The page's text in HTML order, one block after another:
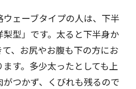
ェーブタイプの人は、下半
型」です。太ると下半身か
、お尻やお腹も下の方にお
す。多少太ったとしても上
つかず、くびれも残るので